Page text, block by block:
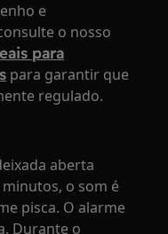
e
o nosso
para
para garantir que
regulado.
aberta
o som é
pisca. O alarme
Durante o